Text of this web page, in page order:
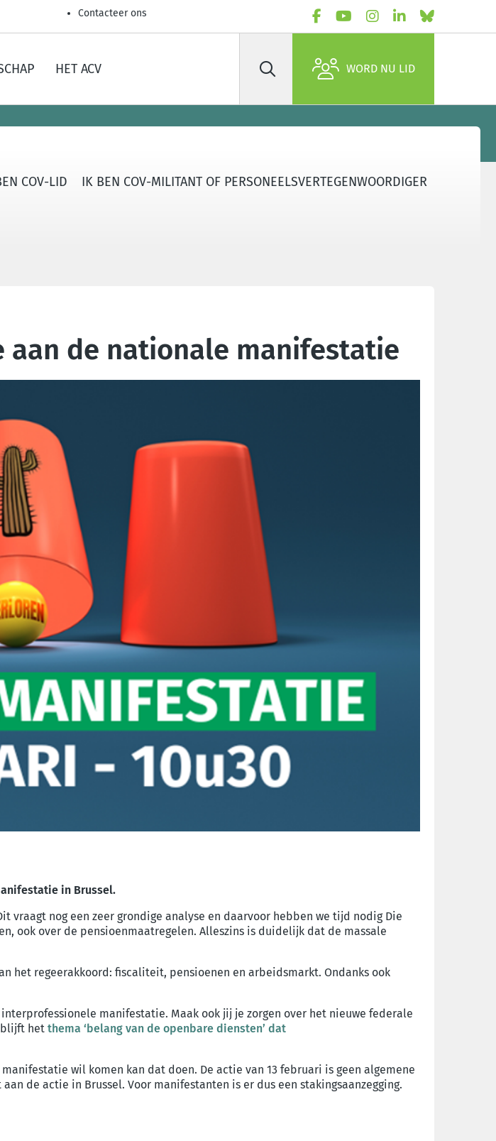
Contacteer ons
HET ACV Zoek WORD NU LID
COV-LID IK BEN COV-MILITANT OF PERSONEELSVERTEGENWOORDIGER
aan de nationale manifestatie
in Brussel.
vraagt nog een zeer grondige analyse en daarvoor hebben we tijd nodig Die
ook over de pensioenmaatregelen. Alleszins is duidelijk dat de massale
het regeerakkoord: fiscaliteit, pensioenen en arbeidsmarkt. Ondanks ook
manifestatie. Maak ook jij je zorgen over het nieuwe federale
het thema ‘belang van de openbare diensten’ dat
wil komen kan dat doen. De actie van 13 februari is geen algemene
de actie in Brussel. Voor manifestanten is er dus een stakingsaanzegging.